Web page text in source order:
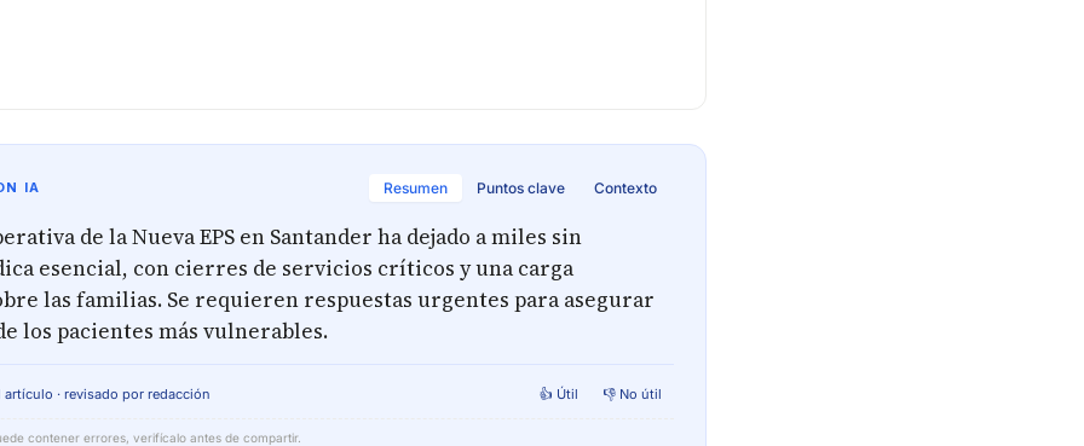
IA Resumen Puntos clave Contexto
de la Nueva EPS en Santander ha dejado a miles sin
esencial, con cierres de servicios críticos y una carga
las familias. Se requieren respuestas urgentes para asegurar
los pacientes más vulnerables.
· revisado por redacción 👍 Útil 👎 No útil
contener errores, verifícalo antes de compartir.